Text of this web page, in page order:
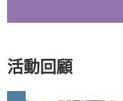
活動回顧